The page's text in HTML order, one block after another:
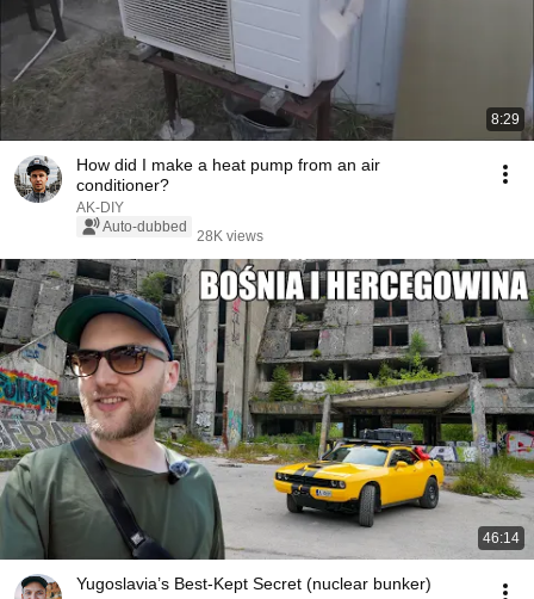
8:29
How did I make a heat pump from an air
conditioner?
AK-DIY
Auto-dubbed
28K views
46:14
Yugoslavia’s Best-Kept Secret (nuclear bunker)